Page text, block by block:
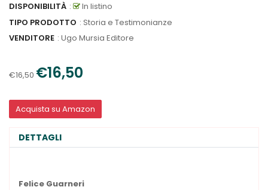
DISPONIBILITÀ :
In listino
TIPO PRODOTTO : Storia e Testimonianze
VENDITORE : Ugo Mursia Editore
€16,50 €16,50
Acquista su Amazon
DETTAGLI
Felice Guarneri